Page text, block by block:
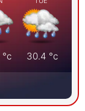
°c 30.4 °c